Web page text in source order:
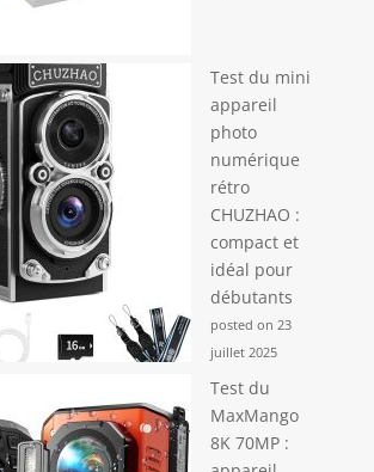
Test du mini
appareil
photo
numérique
rétro
CHUZHAO :
compact et
idéal pour
débutants
posted on 23
juillet 2025
Test du
MaxMango
8K 70MP :